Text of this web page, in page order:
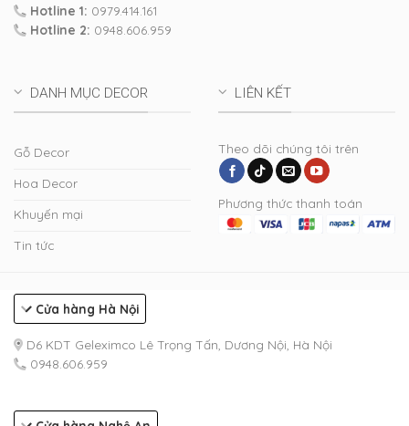
Hotline 1: 0979.414.161
Hotline 2: 0948.606.959
DANH MỤC DECOR
Gỗ Decor
Hoa Decor
Khuyến mại
Tin tức
LIÊN KẾT
Theo dõi chúng tôi trên
Phương thức thanh toán
Cửa hàng Hà Nội
D6 KDT Geleximco Lê Trọng Tấn, Dương Nội, Hà Nội
0948.606.959